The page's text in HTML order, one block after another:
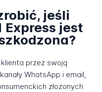
jeśli
Express jest
klienta przez swoją
WhatsApp i email,
złożonych